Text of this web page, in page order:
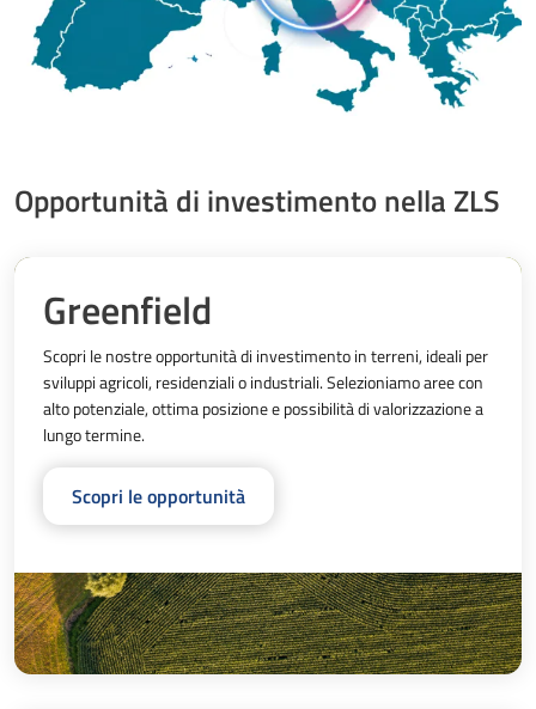
Opportunità di investimento nella ZLS
Greenfield
Scopri le nostre opportunità di investimento in terreni, ideali per
sviluppi agricoli, residenziali o industriali. Selezioniamo aree con
alto potenziale, ottima posizione e possibilità di valorizzazione a
lungo termine.
Scopri le opportunità